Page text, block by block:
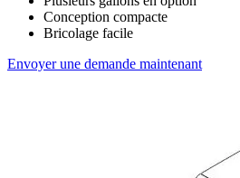
Conception compacte
Bricolage facile
Envoyer une demande maintenant